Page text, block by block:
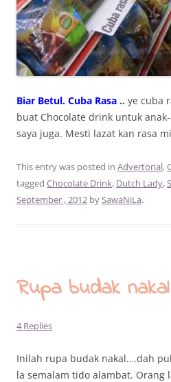
Biar Betul. Cuba Rasa .. ye cuba
buat Chocolate drink untuk
saya juga. Mesti lazat kan rasa
This entry was posted in Advertorial,
tagged Chocolate Drink, Dutch Lady,
September , 2012 bySawaNiLa.
Rupa budak nakal
4 Replies
Inilah rupa budak nakal….dah
la semalam tido alambat. Orang